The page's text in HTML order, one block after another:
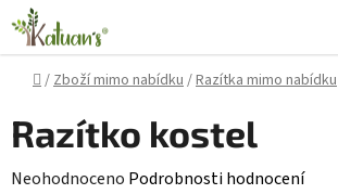
Přejít
na
obsah
Domů
/Zboží mimo nabídku/Razítka mimo nabídku
Razítko kostel
Průměrné
Neohodnoceno Podrobnosti hodnocení